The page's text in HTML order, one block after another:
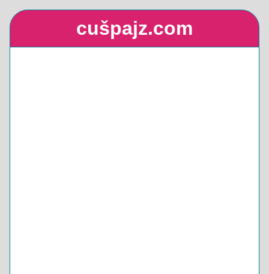
cušpajz.com